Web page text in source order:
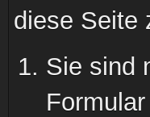
diese Seite
Sie sind